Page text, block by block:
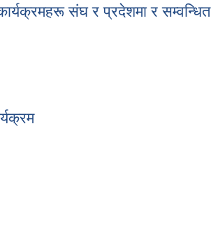
संघ र प्रदेशमा र सम्वन्धित